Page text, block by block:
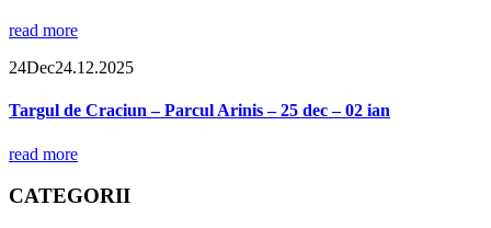
read more
24Dec24.12.2025
Targul de Craciun – Parcul Arinis – 25 dec – 02 ian
read more
CATEGORII